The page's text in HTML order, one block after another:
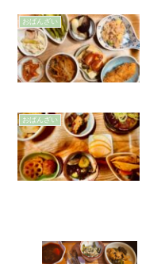
おばんざい
おばんざい